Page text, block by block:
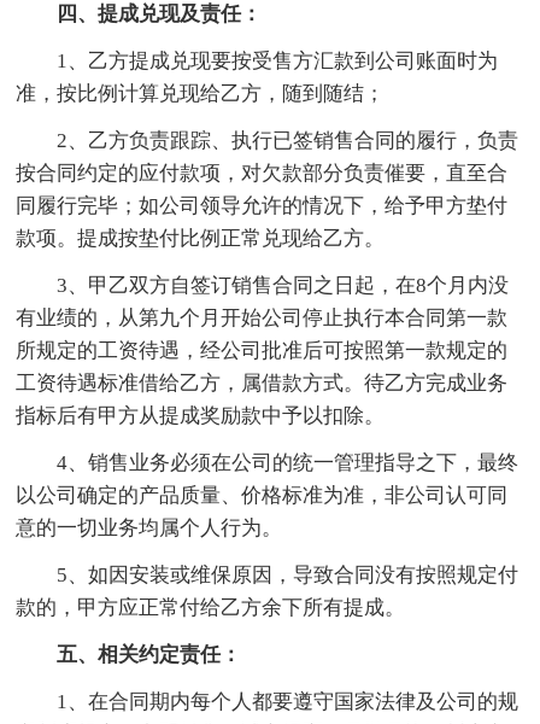
四、提成兑现及责任：
1、乙方提成兑现要按受售方汇款到公司账面时为
准，按比例计算兑现给乙方，随到随结；
2、乙方负责跟踪、执行已签销售合同的履行，负责
按合同约定的应付款项，对欠款部分负责催要，直至合
同履行完毕；如公司领导允许的情况下，给予甲方垫付
款项。提成按垫付比例正常兑现给乙方。
3、甲乙双方自签订销售合同之日起，在8个月内没
有业绩的，从第九个月开始公司停止执行本合同第一款
所规定的工资待遇，经公司批准后可按照第一款规定的
工资待遇标准借给乙方，属借款方式。待乙方完成业务
指标后有甲方从提成奖励款中予以扣除。
4、销售业务必须在公司的统一管理指导之下，最终
以公司确定的产品质量、价格标准为准，非公司认可同
意的一切业务均属个人行为。
5、如因安装或维保原因，导致合同没有按照规定付
款的，甲方应正常付给乙方余下所有提成。
五、相关约定责任：
1、在合同期内每个人都要遵守国家法律及公司的规